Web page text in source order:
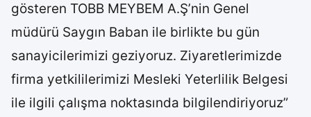
gösteren TOBB MEYBEM A.Ş’nin Genel
müdürü Saygın Baban ile birlikte bu gün
sanayicilerimizi geziyoruz. Ziyaretlerimizde
firma yetkililerimizi Mesleki Yeterlilik Belgesi
ile ilgili çalışma noktasında bilgilendiriyoruz”